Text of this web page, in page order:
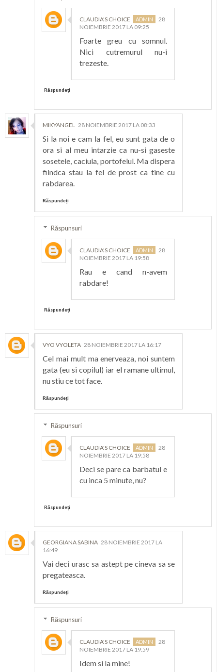
CLAUDIA'S CHOICE
28
NOIEMBRIE 2017 LA 09:25
Foarte greu cu somnul.
Nici cutremurul nu-i
trezeste.
Răspundeți
MIKYANGEL 28 NOIEMBRIE 2017 LA 08:33
Si la noi e cam la fel, eu sunt gata de o
ora si al meu intarzie ca nu-si gaseste
sosetele, caciula, portofelul. Ma dispera
fiindca stau la fel de prost ca tine cu
rabdarea.
Răspundeți
Răspunsuri
CLAUDIA'S CHOICE
28
NOIEMBRIE 2017 LA 19:58
Rau e cand n-avem
rabdare!
Răspundeți
VYO VYOLETA 28 NOIEMBRIE 2017 LA 16:17
Cel mai mult ma enerveaza, noi suntem
gata (eu si copilul) iar el ramane ultimul,
nu stiu ce tot face.
Răspundeți
Răspunsuri
CLAUDIA'S CHOICE
28
NOIEMBRIE 2017 LA 19:58
Deci se pare ca barbatul e
cu inca 5 minute, nu?
Răspundeți
GEORGIANA SABINA 28 NOIEMBRIE 2017 LA
16:49
Vai deci urasc sa astept pe cineva sa se
pregateasca.
Răspundeți
Răspunsuri
CLAUDIA'S CHOICE
28
NOIEMBRIE 2017 LA 19:59
Idem si la mine!